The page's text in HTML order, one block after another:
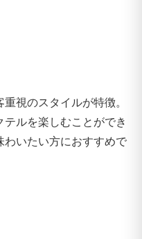
視のスタイルが特徴。
ルを楽しむことができ
わいたい方におすすめで